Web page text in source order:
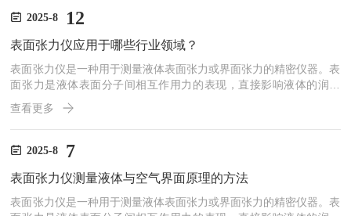
设备状态：确认真空腔体密封垫完好无老化，真空泵油位在刻度线范
准备对应沸点的测试液体(如去离子水、乙二醇)，并通...
2025-8 12
表面张力仪应用于哪些行业领域？
表面张力仪是一种用于测量液体表面张力或界面张力的精密仪器。表
面张力是液体表面分子间相互作用力的表现，直接影响液体的润湿
性、泡沫稳定性、乳化性能等。表面张力仪广泛应用于化学、材料科
学、制药、化妆品、食品科学等领域。主要功能表面张力测量：测量
液体与空气界面的表面张力。界面张力测量：测量两种不相溶液体之
间的界面张力。动态表面张力测量：研究表面张力随时间的变化。接
测定：用于表面活性剂的研究。测量原理表面张力仪的测量原理主要
基...
查看更多
2025-8 7
表面张力仪测量液体与空气界面原理的方法
表面张力仪是一种用于测量液体表面张力或界面张力的精密仪器。表